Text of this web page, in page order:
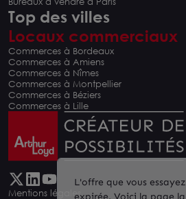
Top des villes
Locaux commerciaux
Commerces à Bordeaux
Commerces à Amiens
Commerces à Nîmes
Commerces à Montpellier
Commerces à Béziers
Commerces à Lille
Mentions légales
L'offre que vous
expirée. Voici la page